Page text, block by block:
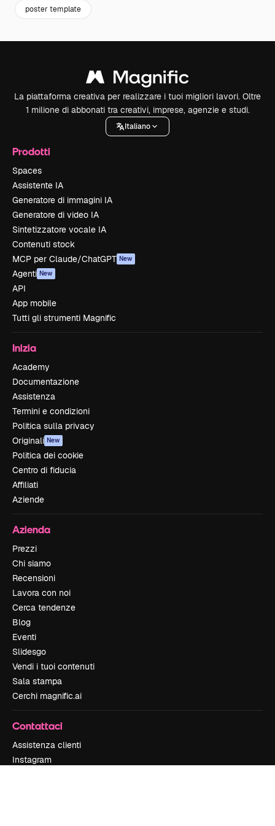
poster template
La piattaforma creativa per realizzare i tuoi migliori lavori. Oltre
1 milione di abbonati tra creativi, imprese, agenzie e studi.
Italiano
Prodotti
Spaces
Assistente IA
Generatore di immagini IA
Generatore di video IA
Sintetizzatore vocale IA
Contenuti stock
MCP per Claude/ChatGPT New
Agenti New
API
App mobile
Tutti gli strumenti Magnific
Inizia
Academy
Documentazione
Assistenza
Termini e condizioni
Politica sulla privacy
Originali New
Politica dei cookie
Centro di fiducia
Affiliati
Aziende
Azienda
Prezzi
Chi siamo
Recensioni
Lavora con noi
Cerca tendenze
Blog
Eventi
Slidesgo
Vendi i tuoi contenuti
Sala stampa
Cerchi magnific.ai
Contattaci
Assistenza clienti
Instagram